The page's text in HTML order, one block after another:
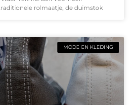
rolmaatje, de duimstok
MODE EN KLEDING